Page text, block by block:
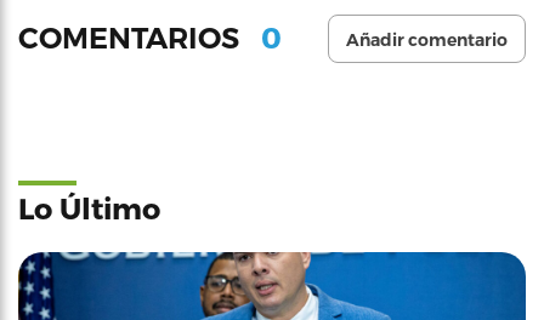
COMENTARIOS 0 Añadir comentario
Lo Último